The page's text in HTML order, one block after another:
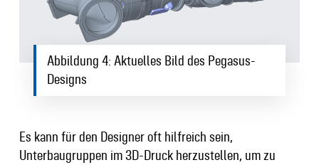
Abbildung 4: Aktuelles Bild des Pegasus-
Designs
Es kann für den Designer oft hilfreich sein,
Unterbaugruppen im 3D-Druck herzustellen, um zu